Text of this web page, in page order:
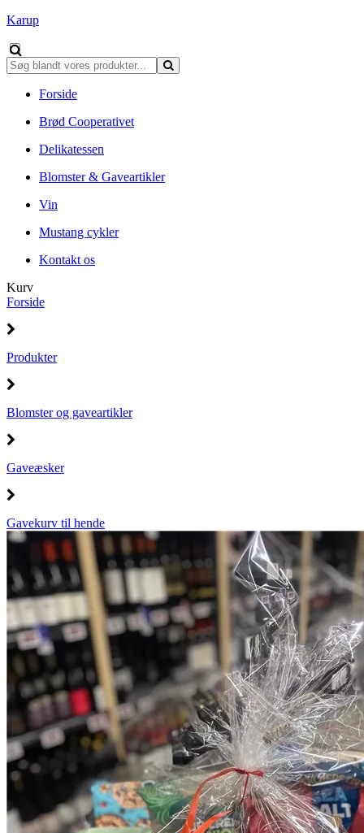
Karup
Forside
Brød Cooperativet
Delikatessen
Blomster & Gaveartikler
Vin
Mustang cykler
Kontakt os
Kurv
Forside
Produkter
Blomster og gaveartikler
Gaveæsker
Gavekurv til hende